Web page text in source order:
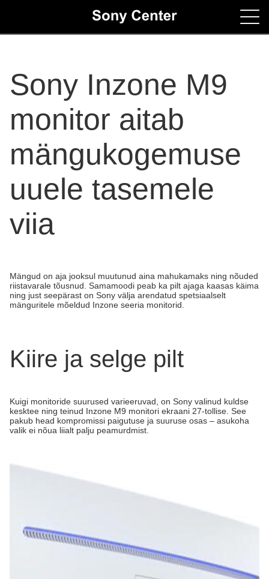
Contacts
Sony Inzone M9
monitor aitab
mängukogemuse
uuele tasemele
viia
Mängud on aja jooksul muutunud aina mahukamaks ning nõuded
riistavarale tõusnud. Samamoodi peab ka pilt ajaga kaasas käima
ning just seepärast on Sony välja arendatud spetsiaalselt
mänguritele mõeldud Inzone seeria monitorid.
Kiire ja selge pilt
Kuigi monitoride suurused varieeruvad, on Sony valinud kuldse
kesktee ning teinud Inzone M9 monitori ekraani 27-tollise. See
pakub head kompromissi paigutuse ja suuruse osas – asukoha
valik ei nõua liialt palju peamurdmist.